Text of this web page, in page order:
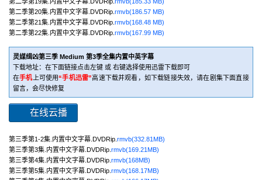
第二季第19集.内置中文字幕.DVDRip.rmvb(185.33 MB)
第二季第20集.内置中文字幕.DVDRip.rmvb(186.57 MB)
第二季第21集.内置中文字幕.DVDRip.rmvb(168.48 MB)
第二季第22集.内置中文字幕.DVDRip.rmvb(167.99 MB)
灵媒缉凶第三季 Medium 第3季全集内置中英字幕
下载地址：在下面链接点击左键 或 右键选择使用迅雷下载即可
在手机上可使用“手机迅雷”高速下载并观看，如下载链接失效，请在剧集下面直接
留言，会尽快修复
在线云播
第三季第1-2集.内置中文字幕.DVDRip.rmvb(332.81MB)
第三季第3集.内置中文字幕.DVDRip.rmvb(169.21MB)
第三季第4集.内置中文字幕.DVDRip.rmvb(168MB)
第三季第5集.内置中文字幕.DVDRip.rmvb(168.17MB)